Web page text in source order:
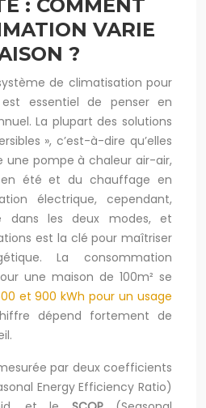
: COMMENT
VARIE
?
de climatisation pour
essentiel de penser en
La plupart des solutions
», c’est-à-dire qu’elles
pompe à chaleur air-air,
été et du chauffage en
électrique, cependant,
dans les deux modes, et
est la clé pour maîtriser
La consommation
une maison de 100m² se
et 900 kWh pour un usage
dépend fortement de
par deux coefficients
Energy Efficiency Ratio)